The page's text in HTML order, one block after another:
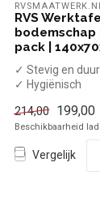
RVS
bodemschap
pack |
✓ Stevig en
✓ Hygiënisch
✓ Flat-pack
x Zonder spat...
214,00 199,00
Beschikbaarheid
Vergelijk